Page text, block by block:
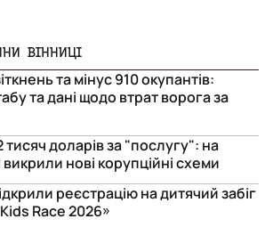
ВІННИЦІ
та мінус 910 окупантів:
та дані щодо втрат ворога за
тисяч доларів за "послугу": на
викрили нові корупційні схеми
реєстрацію на дитячий забіг
Race 2026»